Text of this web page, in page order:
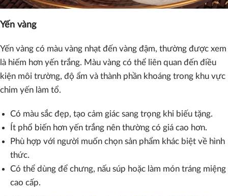
Yến vàng
Yến vàng có màu vàng nhạt đến vàng đậm, thường được xem
là hiếm hơn yến trắng. Màu vàng có thể liên quan đến điều
kiện môi trường, độ ẩm và thành phần khoáng trong khu vực
chim yến làm tổ.
Có màu sắc đẹp, tạo cảm giác sang trọng khi biếu tặng.
Ít phổ biến hơn yến trắng nên thường có giá cao hơn.
Phù hợp với người muốn chọn sản phẩm khác biệt về hình
thức.
Có thể dùng để chưng, nấu súp hoặc làm món tráng miệng
cao cấp.